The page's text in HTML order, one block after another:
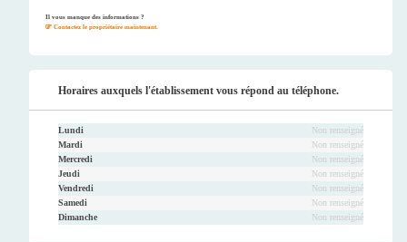
Il vous manque des informations ?
Contactez le propriétaire maintenant.
Horaires auxquels l'établissement vous répond au téléphone.
Lundi
Non renseigné
Mardi
Non renseigné
Mercredi
Non renseigné
Jeudi
Non renseigné
Vendredi
Non renseigné
Samedi
Non renseigné
Dimanche
Non renseigné